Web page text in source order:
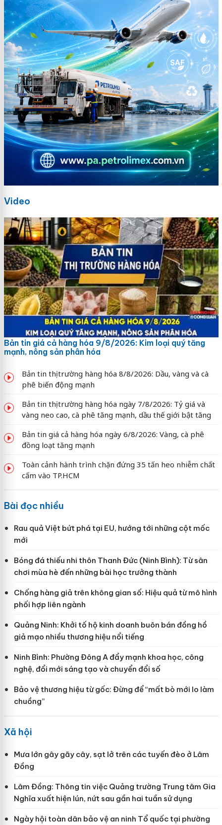
Video
Bản tin giá cả hàng hóa 9/8/2026: Kim loại quý tăng
mạnh, nông sản phân hóa
Bản tin thị trường hàng hóa 8/8/2026: Dầu, vàng và cà
phê biến động mạnh
Bản tin thị trường hàng hóa ngày 7/8/2026: Tỷ giá và
vàng neo cao, cà phê tăng mạnh, dầu thế giới bật tăng
Bản tin giá cả hàng hóa ngày 6/8/2026: Vàng, cà phê
đồng loạt tăng mạnh
Toàn cảnh hành trình chặn đứng 35 tấn heo nhiễm chất
cấm vào TP.HCM
Bài đọc nhiều
Rau quả Việt bứt phá tại EU, hướng tới những cột mốc
mới
Bóng đá thiếu nhi thôn Thanh Đức (Ninh Bình): Từ sân
chơi mùa hè đến những bài học trưởng thành
Chống hàng giả trên không gian số: Hiệu quả từ mô hình
phối hợp liên ngành
Quảng Ninh: Khởi tố hộ kinh doanh buôn bán đồng hồ
giả mạo nhiều thương hiệu nổi tiếng
Ninh Bình: Phường Đông A đẩy mạnh khoa học, công
nghệ, đổi mới sáng tạo và chuyển đổi số
Bảo vệ thương hiệu từ gốc: Đừng để “mất bò mới lo làm
chuồng”
Xã hội
Mưa lớn gây gãy cây, sạt lở trên các tuyến đèo ở Lâm
Đồng
Lâm Đồng: Thông tin việc Quảng trường Trung tâm Gia
Nghĩa xuất hiện lún, nứt sau gần hai tuần sử dụng
Ngày hội toàn dân bảo vệ an ninh Tổ quốc tại phường